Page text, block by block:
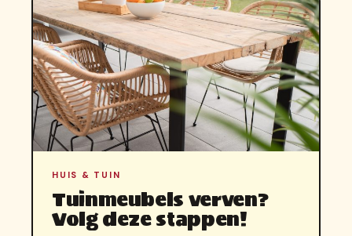
HUIS & TUIN
Tuinmeubels verven?
Volg deze stappen!